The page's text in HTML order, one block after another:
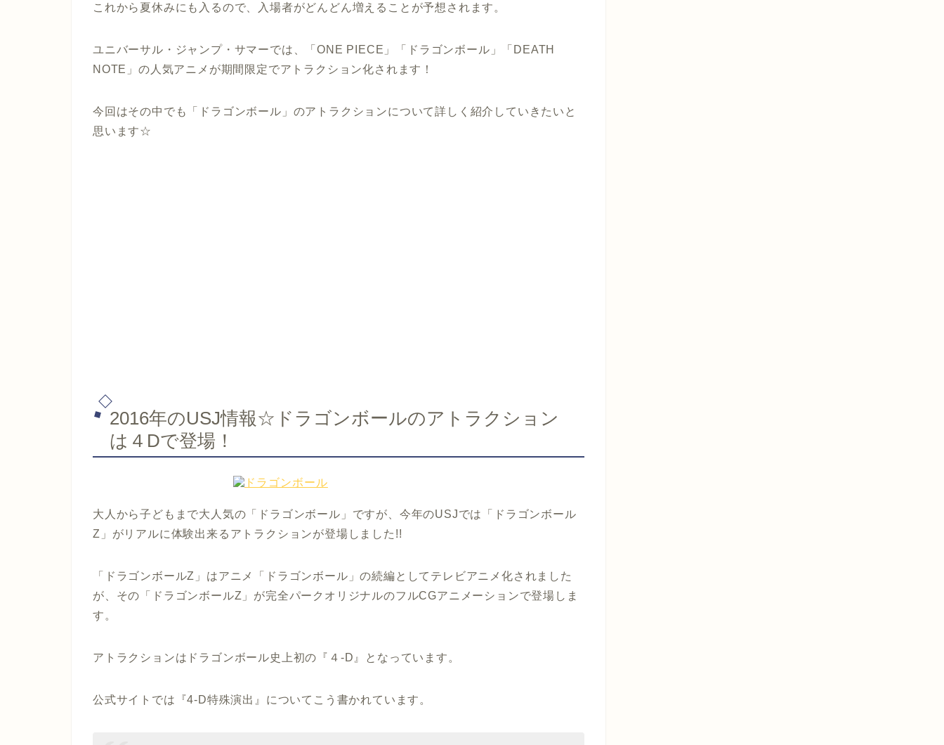
これから夏休みにも入るので、入場者がどんどん増えることが予想されます。
ユニバーサル・ジャンプ・サマーでは、「ONE PIECE」「ドラゴンボール」「DEATH
NOTE」の人気アニメが期間限定でアトラクション化されます！
今回はその中でも「ドラゴンボール」のアトラクションについて詳しく紹介していきたいと
思います☆
2016年のUSJ情報☆ドラゴンボールのアトラクション
は４Dで登場！
大人から子どもまで大人気の「ドラゴンボール」ですが、今年のUSJでは「ドラゴンボール
Z」がリアルに体験出来るアトラクションが登場しました!!
「ドラゴンボールZ」はアニメ「ドラゴンボール」の続編としてテレビアニメ化されました
が、その「ドラゴンボールZ」が完全パークオリジナルのフルCGアニメーションで登場しま
す。
アトラクションはドラゴンボール史上初の『４-D』となっています。
公式サイトでは『4-D特殊演出』についてこう書かれています。